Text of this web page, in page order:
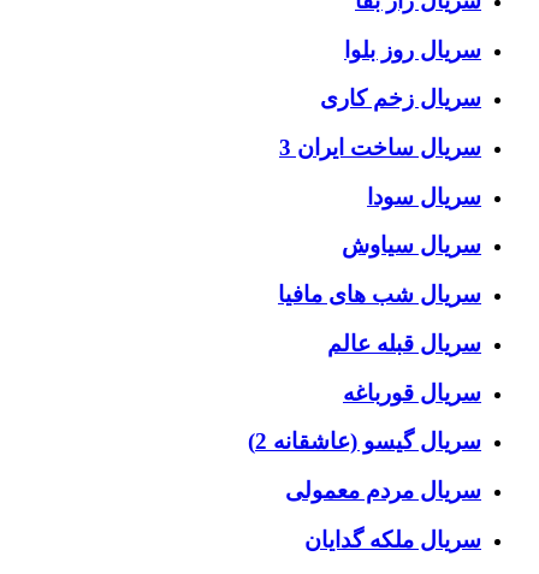
سریال روز بلوا
سریال زخم کاری
سریال ساخت ایران 3
سریال سودا
سریال سیاوش
سریال شب های مافیا
سریال قبله عالم
سریال قورباغه
سریال گیسو (عاشقانه 2)
سریال مردم معمولی
سریال ملکه گدایان